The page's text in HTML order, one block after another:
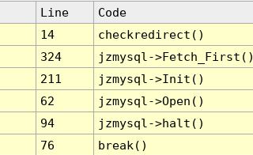
Line
Code
14
checkredirect()
324
jzmysql-
211
jzmysql->Init()
62
jzmysql->Open()
94
jzmysql->halt()
76 break()